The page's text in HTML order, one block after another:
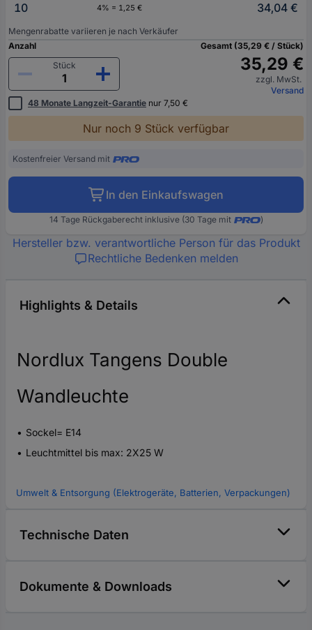
10
4% = 1,25 € 34,04 €
Mengenrabatte variieren je nach Verkäufer
Anzahl
Stück
Gesamt (35,29 € / Stück)
35,29 €
zzgl. MwSt.
Versand
48 Monate Langzeit-Garantie nur 7,50 €
Nur noch 9 Stück verfügbar
Kostenfreier Versand mit
In den Einkaufswagen
14 Tage Rückgaberecht inklusive (30 Tage mit )
Hersteller bzw. verantwortliche Person für das Produkt
Rechtliche Bedenken melden
Highlights & Details
Nordlux Tangens Double
Wandleuchte
Sockel= E14
Leuchtmittel bis max: 2X25 W
Umwelt & Entsorgung (Elektrogeräte, Batterien, Verpackungen)
Technische Daten
Dokumente & Downloads